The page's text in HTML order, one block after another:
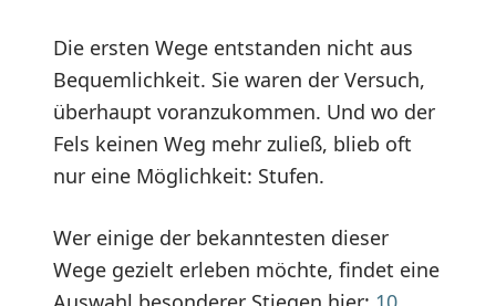
Die ersten Wege entstanden nicht aus
Bequemlichkeit. Sie waren der Versuch,
überhaupt voranzukommen. Und wo der
Fels keinen Weg mehr zuließ, blieb oft
nur eine Möglichkeit: Stufen.
Wer einige der bekanntesten dieser
Wege gezielt erleben möchte, findet eine